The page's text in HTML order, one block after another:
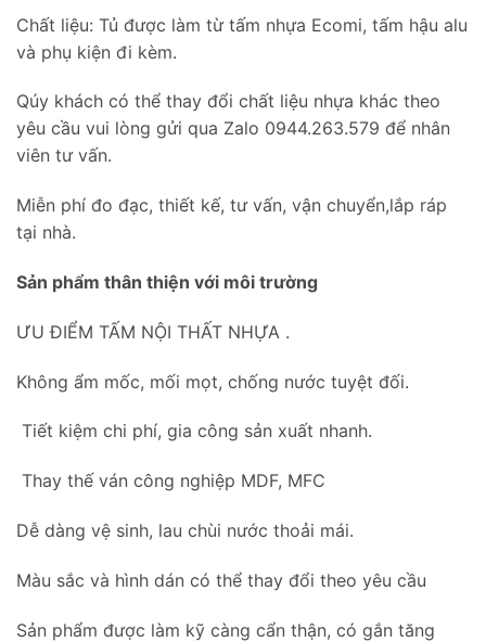
Chất liệu: Tủ được làm từ tấm nhựa Ecomi, tấm hậu alu
và phụ kiện đi kèm.
Qúy khách có thể thay đổi chất liệu nhựa khác theo
yêu cầu vui lòng gửi qua Zalo 0944.263.579 để nhân
viên tư vấn.
Miễn phí đo đạc, thiết kế, tư vấn, vận chuyển,lắp ráp
tại nhà.
Sản phẩm thân thiện với môi trường
ƯU ĐIỂM TẤM NỘI THẤT NHỰA .
Không ẩm mốc, mối mọt, chống nước tuyệt đối.
Tiết kiệm chi phí, gia công sản xuất nhanh.
Thay thế ván công nghiệp MDF, MFC
Dễ dàng vệ sinh, lau chùi nước thoải mái.
Màu sắc và hình dán có thể thay đổi theo yêu cầu
Sản phẩm được làm kỹ càng cẩn thận, có gắn tăng